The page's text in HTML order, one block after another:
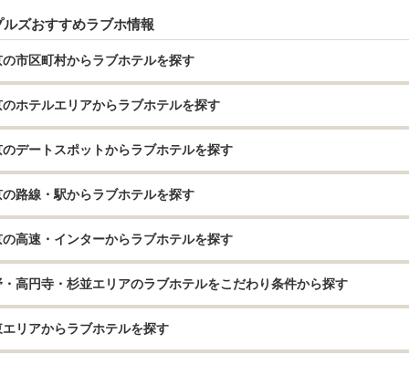
ルズおすすめラブホ情報
の市区町村からラブホテルを探す
のホテルエリアからラブホテルを探す
のデートスポットからラブホテルを探す
の路線・駅からラブホテルを探す
の高速・インターからラブホテルを探す
・高円寺・杉並エリアのラブホテルをこだわり条件から探す
エリアからラブホテルを探す